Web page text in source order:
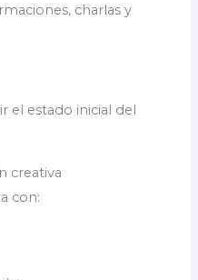
charlas y
el estado inicial del
creativa
con: